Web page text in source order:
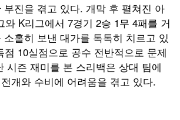
진을 겪고 있다. 개막 후 펼쳐진 아
와 K리그에서 7경기 2승 1무 4패를 거
홀히 보낸 대가를 톡톡히 치르고 있
점 10실점으로 공수 전반적으로 문제
시즌 재미를 본 스리백은 상대 팀에
개와 수비에 어려움을 겪고 있다.